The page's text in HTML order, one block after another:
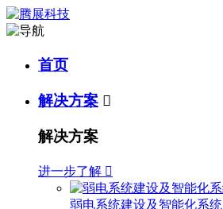
首页
解决方案 
解决方案
进一步了解 
弱电系统建设及智能化系统